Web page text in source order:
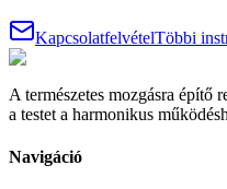
KapcsolatfelvételTöbbi
A természetes mozgásra építő
a testet a harmonikus
Navigáció